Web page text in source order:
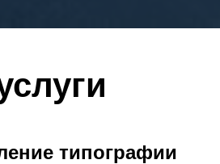
типографии